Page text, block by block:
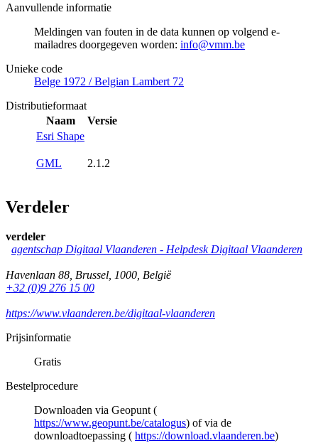
Aanvullende informatie
Meldingen van fouten in de data kunnen op volgend e-
mailadres doorgegeven worden: info@vmm.be
Unieke code
Belge 1972 / Belgian Lambert 72
Distributieformaat
Naam
Versie
Esri Shape
GML 2.1.2
Verdeler
verdeler
agentschap Digitaal Vlaanderen - Helpdesk Digitaal Vlaanderen
Havenlaan 88, Brussel, 1000, België
+32 (0)9 276 15 00
https://www.vlaanderen.be/digitaal-vlaanderen
Prijsinformatie
Gratis
Bestelprocedure
Downloaden via Geopunt (
https://www.geopunt.be/catalogus) of via de
downloadtoepassing ( https://download.vlaanderen.be)